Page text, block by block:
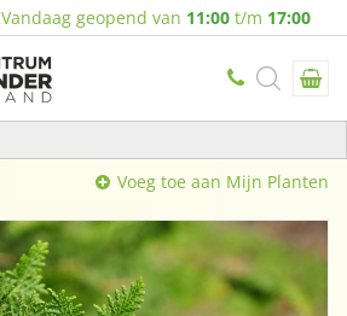
Vandaag geopend van 11:00 t/m 17:00
Voeg toe aan Mijn Planten